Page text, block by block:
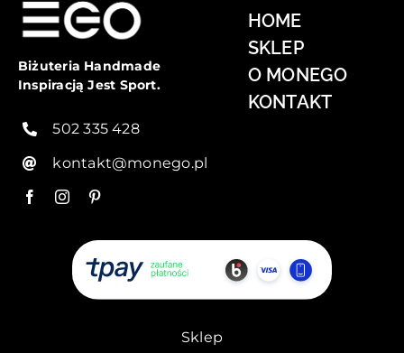
Biżuteria Handmade
Inspiracją Jest Sport.
502 335 428
kontakt@monego.pl
HOME
SKLEP
O MONEGO
KONTAKT
Sklep